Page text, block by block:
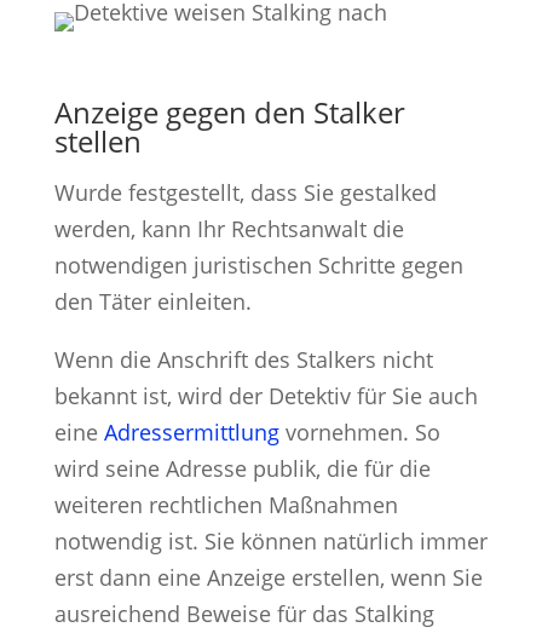
Anzeige gegen den Stalker
stellen
Wurde festgestellt, dass Sie gestalked
werden, kann Ihr Rechtsanwalt die
notwendigen juristischen Schritte gegen
den Täter einleiten.
Wenn die Anschrift des Stalkers nicht
bekannt ist, wird der Detektiv für Sie auch
eine Adressermittlungvornehmen. So
wird seine Adresse publik, die für die
weiteren rechtlichen Maßnahmen
notwendig ist. Sie können natürlich immer
erst dann eine Anzeige erstellen, wenn Sie
ausreichend Beweise für das Stalking